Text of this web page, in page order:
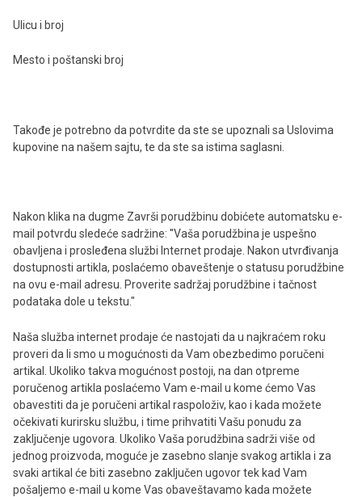
Ulicu i broj
Mesto i poštanski broj
Takođe je potrebno da potvrdite da ste se upoznali sa Uslovima
kupovine na našem sajtu, te da ste sa istima saglasni.
Nakon klika na dugme Završi porudžbinu dobićete automatsku e-
mail potvrdu sledeće sadržine: ''Vaša porudžbina je uspešno
obavljena i prosleđena službi Internet prodaje. Nakon utvrđivanja
dostupnosti artikla, poslaćemo obaveštenje o statusu porudžbine
na ovu e-mail adresu. Proverite sadržaj porudžbine i tačnost
podataka dole u tekstu."
Naša služba internet prodaje će nastojati da u najkraćem roku
proveri da li smo u mogućnosti da Vam obezbedimo poručeni
artikal. Ukoliko takva mogućnost postoji, na dan otpreme
poručenog artikla poslaćemo Vam e-mail u kome ćemo Vas
obavestiti da je poručeni artikal raspoloživ, kao i kada možete
očekivati kurirsku službu, i time prihvatiti Vašu ponudu za
zaključenje ugovora. Ukoliko Vaša porudžbina sadrži više od
jednog proizvoda, moguće je zasebno slanje svakog artikla i za
svaki artikal će biti zasebno zaključen ugovor tek kad Vam
pošaljemo e-mail u kome Vas obaveštavamo kada možete